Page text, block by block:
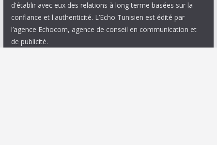
d'établir avec eux des relations à long terme basées sur la
confiance et l'authenticité. L’Echo Tunisien est édité par
l’agence Echocom, agence de conseil en communication et
de publicité.